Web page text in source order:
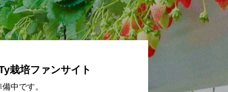
栽培ファンサイト
中です。